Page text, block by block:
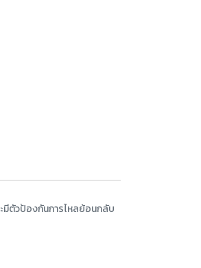
ตัวป้องกันการไหลย้อนกลับ